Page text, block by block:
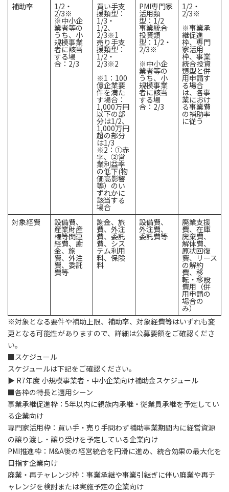
補助率 1/2・
2/3※
※中小企
業者等の
うち、小
規模事業
者に該当
する場
合：2/3
買い手支
援類型：
1/3・
1/2、
2/3※1
売り手支
援類型：
1/2・
2/3※2
※1：100
億企業要
件を満た
す場合：
1,000万円
以下の部
分は1/2、
1,000万円
超の部分
は1/3
※2：①赤
字、②営
業利益率
の低下(物
価高影響
等）のい
ずれかに
該当する
場合
PMI専門家
活用類
型：1/2
事業統合
投資類
型：1/2・
2/3※
※中小企
業者等の
うち、小
規模事業
者に該当
する場
合：2/3
1/2・
2/3※
※事業承
継促進
枠、専門
家活用
枠、事業
統合投資
類型と併
用申請す
る場合
は、各事
業におけ
る事業費
の補助率
に従う
対象経費 設備費、
産業財産
権等関連
経費、謝
金、旅
費、外注
費、委託
費等
謝金、旅
費、外注
費、委託
費、シス
テム利用
料、保険
料
設備費、
外注費、
委託費等
廃業支援
費、在庫
廃棄費、
解体費、
原状回復
費、リース
の解約
費、移
転・移設
費用（併
用申請の
場合の
み）
※対象となる要件や補助上限、補助率、対象経費等はいずれも変
更となる可能性がありますので、詳細は公募要領をご確認くださ
い。
■スケジュール
スケジュールは下記をご確認ください。
▶ R7年度 小規模事業者・中小企業向け補助金スケジュール
■各枠の特長と適用シーン
事業承継促進枠：5年以内に親族内承継・従業員承継を予定してい
る企業向け
専門家活用枠：買い手・売り手問わず補助事業期間内に経営資源
の譲り渡し・譲り受けを予定している企業向け
PMI推進枠：M&A後の経営統合を円滑に進め、統合効果の最大化を
目指す企業向け
廃業・再チャレンジ枠：事業承継や事業引継ぎに伴い廃業や再チ
ャレンジを検討または実施予定の企業向け